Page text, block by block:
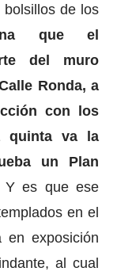
de los
que el
del muro
Ronda, a
con los
quinta va la
un Plan
Y es que ese
en el
en exposición
al cual